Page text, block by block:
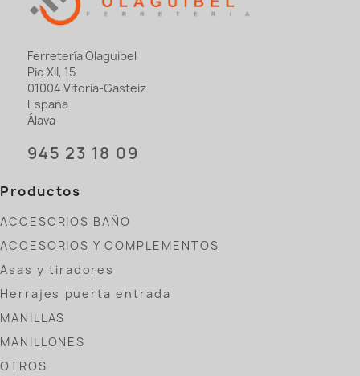
Ferretería Olaguibel
Pio XII, 15
01004 Vitoria-Gasteiz
España
Álava
945 23 18 09
Productos
ACCESORIOS BAÑO
ACCESORIOS Y COMPLEMENTOS
Asas y tiradores
Herrajes puerta entrada
MANILLAS
MANILLONES
OTROS